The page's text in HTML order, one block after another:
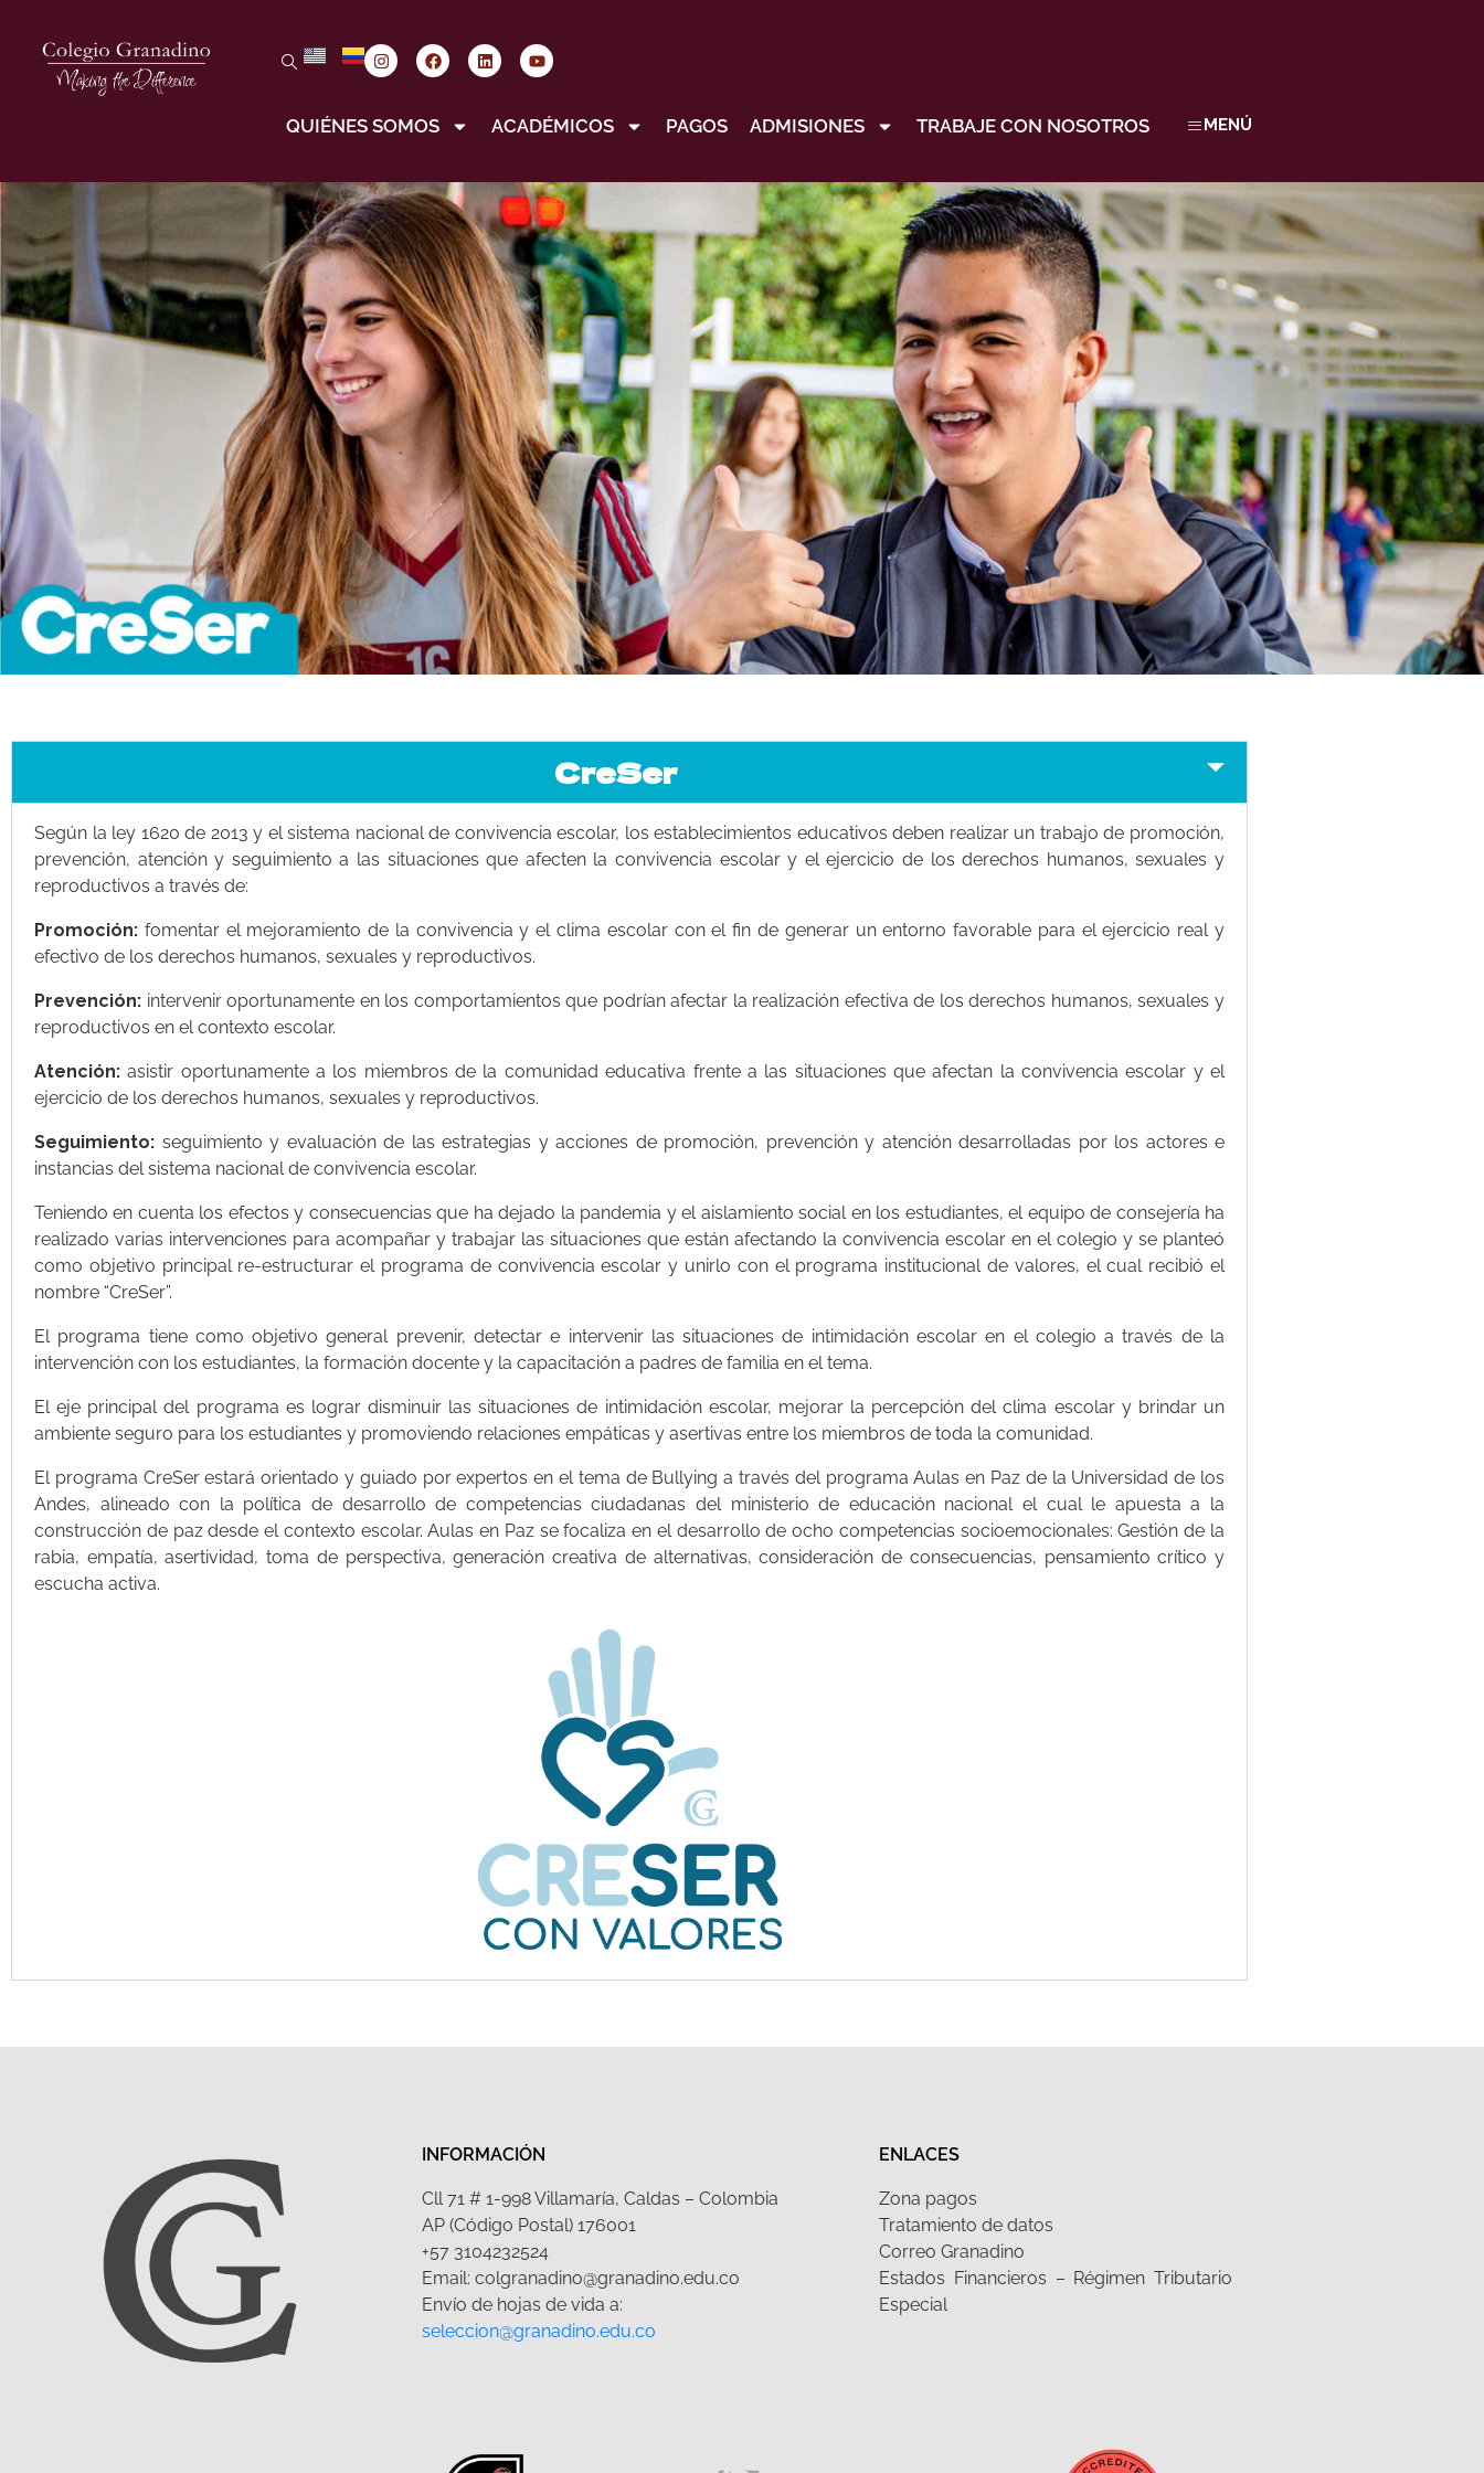
QUIÉNES SOMOS ACADÉMICOS PAGOS ADMISIONES TRABAJE CON NOSOTROS MENÚ
CreSer
Según la ley 1620 de 2013 y el sistema nacional de convivencia escolar, los establecimientos educativos deben realizar un trabajo de promoción,
prevención, atención y seguimiento a las situaciones que afecten la convivencia escolar y el ejercicio de los derechos humanos, sexuales y
reproductivos a través de:
Promoción: fomentar el mejoramiento de la convivencia y el clima escolar con el fin de generar un entorno favorable para el ejercicio real y
efectivo de los derechos humanos, sexuales y reproductivos.
Prevención: intervenir oportunamente en los comportamientos que podrían afectar la realización efectiva de los derechos humanos, sexuales y
reproductivos en el contexto escolar.
Atención:asistir oportunamente a los miembros de la comunidad educativa frente a las situaciones que afectan la convivencia escolar y el
ejercicio de los derechos humanos, sexuales y reproductivos.
Seguimiento: seguimiento y evaluación de las estrategias y acciones de promoción, prevención y atención desarrolladas por los actores e
instancias del sistema nacional de convivencia escolar.
Teniendo en cuenta los efectos y consecuencias que ha dejado la pandemia y el aislamiento social en los estudiantes, el equipo de consejería ha
realizado varias intervenciones para acompañar y trabajar las situaciones que están afectando la convivencia escolar en el colegio y se planteó
como objetivo principal re-estructurar el programa de convivencia escolar y unirlo con el programa institucional de valores, el cual recibió el
nombre “CreSer”.
El programa tiene como objetivo general prevenir, detectar e intervenir las situaciones de intimidación escolar en el colegio a través de la
intervención con los estudiantes, la formación docente y la capacitación a padres de familia en el tema.
El eje principal del programa es lograr disminuir las situaciones de intimidación escolar, mejorar la percepción del clima escolar y brindar un
ambiente seguro para los estudiantes y promoviendo relaciones empáticas y asertivas entre los miembros de toda la comunidad.
El programa CreSer estará orientado y guiado por expertos en el tema de Bullying a través del programa Aulas en Paz de la Universidad de los
Andes, alineado con la política de desarrollo de competencias ciudadanas del ministerio de educación nacional el cual le apuesta a la
construcción de paz desde el contexto escolar. Aulas en Paz se focaliza en el desarrollo de ocho competencias socioemocionales: Gestión de la
rabia, empatía, asertividad, toma de perspectiva, generación creativa de alternativas, consideración de consecuencias, pensamiento crítico y
escucha activa.
INFORMACIÓN
Cll 71 # 1-998 Villamaría, Caldas – Colombia
AP (Código Postal) 176001
+57 3104232524
Email: colgranadino@granadino.edu.co
Envío de hojas de vida a:
seleccion@granadino.edu.co
ENLACES
Zona pagos
Tratamiento de datos
Correo Granadino
Estados Financieros – Régimen Tributario
Especial